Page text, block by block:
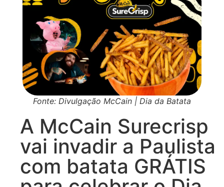
Fonte: Divulgação McCain | Dia da Batata
A McCain Surecrisp
vai invadir a Paulista
com batata GRÁTIS